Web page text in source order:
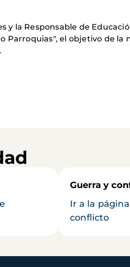
y la Responsable de
Parroquias", el objetivo de
Guerra y
Ir a la
conflicto